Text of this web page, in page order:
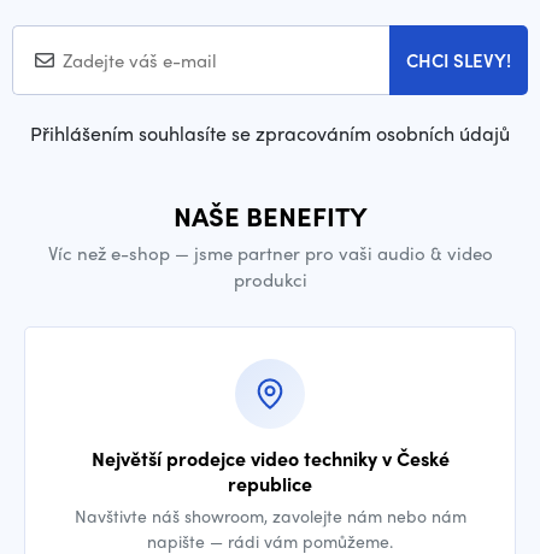
CHCI SLEVY!
Přihlášením souhlasíte se zpracováním osobních údajů
NAŠE BENEFITY
Víc než e-shop — jsme partner pro vaši audio & video
produkci
Největší prodejce video techniky v České
republice
Navštivte náš showroom, zavolejte nám nebo nám
napište — rádi vám pomůžeme.